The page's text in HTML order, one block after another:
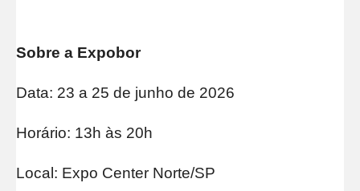
Sobre a Expobor
Data: 23 a 25 de junho de 2026
Horário: 13h às 20h
Local: Expo Center Norte/SP